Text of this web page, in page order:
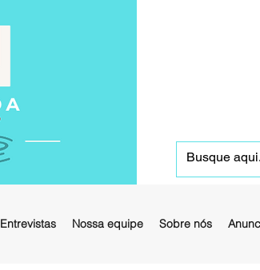
Entrevistas Nossa equipe Sobre nós